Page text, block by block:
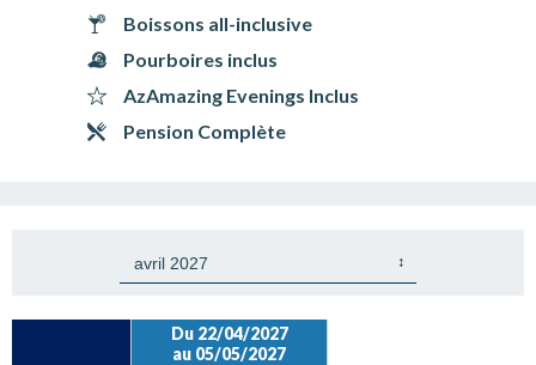
Boissons all-inclusive
Pourboires inclus
AzAmazing Evenings Inclus
Pension Complète
Du 22/04/2027
au 05/05/2027